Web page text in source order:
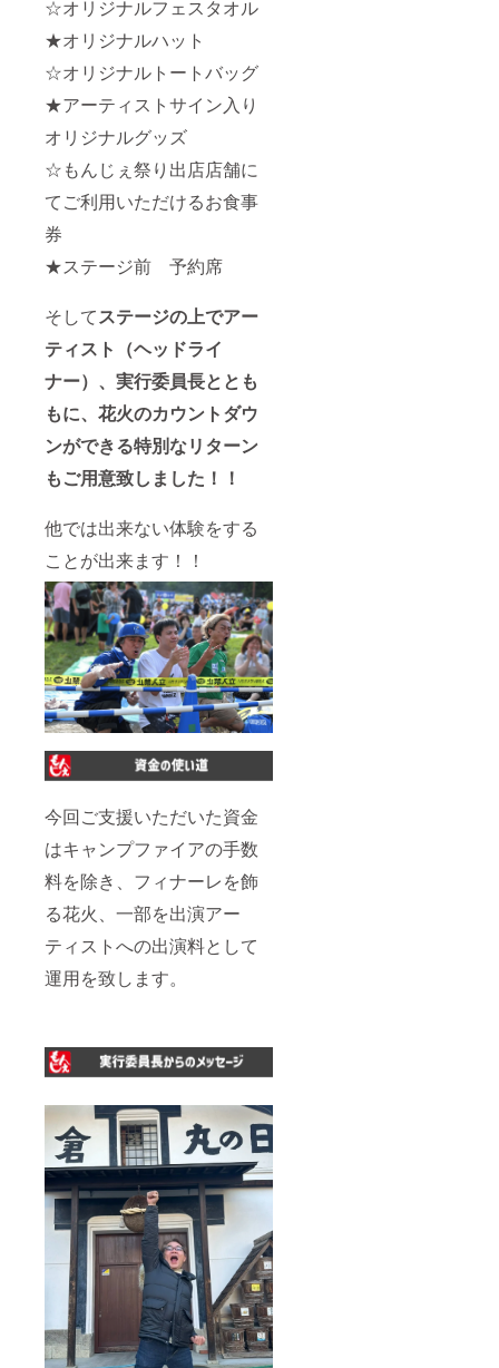
☆オリジナルフェスタオル
★オリジナルハット
☆オリジナルトートバッグ
★アーティストサイン入り
オリジナルグッズ
☆もんじぇ祭り出店店舗に
てご利用いただけるお食事
券
★ステージ前 予約席
そしてステージの上でアー
ティスト（ヘッドライ
ナー）、実行委員長ととも
もに、花火のカウントダウ
ンができる特別なリターン
もご用意致しました！！
他では出来ない体験をする
ことが出来ます！！
今回ご支援いただいた資金
はキャンプファイアの手数
料を除き、フィナーレを飾
る花火、一部を出演アー
ティストへの出演料として
運用を致します。